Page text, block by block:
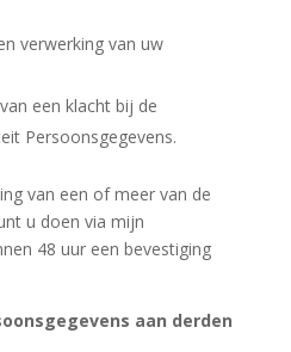
verwerking van uw
een klacht bij de
Persoonsgegevens.
van een of meer van de
u doen via mijn
48 uur een bevestiging
aan derden